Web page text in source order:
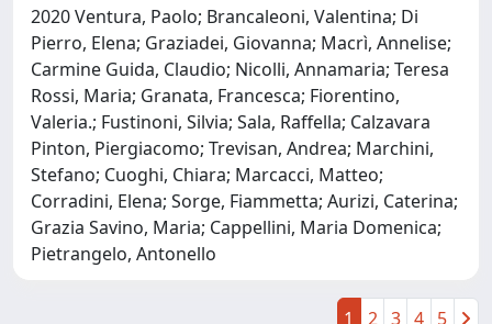
2020 Ventura, Paolo; Brancaleoni, Valentina; Di
Pierro, Elena; Graziadei, Giovanna; Macrì, Annelise;
Carmine Guida, Claudio; Nicolli, Annamaria; Teresa
Rossi, Maria; Granata, Francesca; Fiorentino,
Valeria.; Fustinoni, Silvia; Sala, Raffella; Calzavara
Pinton, Piergiacomo; Trevisan, Andrea; Marchini,
Stefano; Cuoghi, Chiara; Marcacci, Matteo;
Corradini, Elena; Sorge, Fiammetta; Aurizi, Caterina;
Grazia Savino, Maria; Cappellini, Maria Domenica;
Pietrangelo, Antonello
1 2 3 4 5